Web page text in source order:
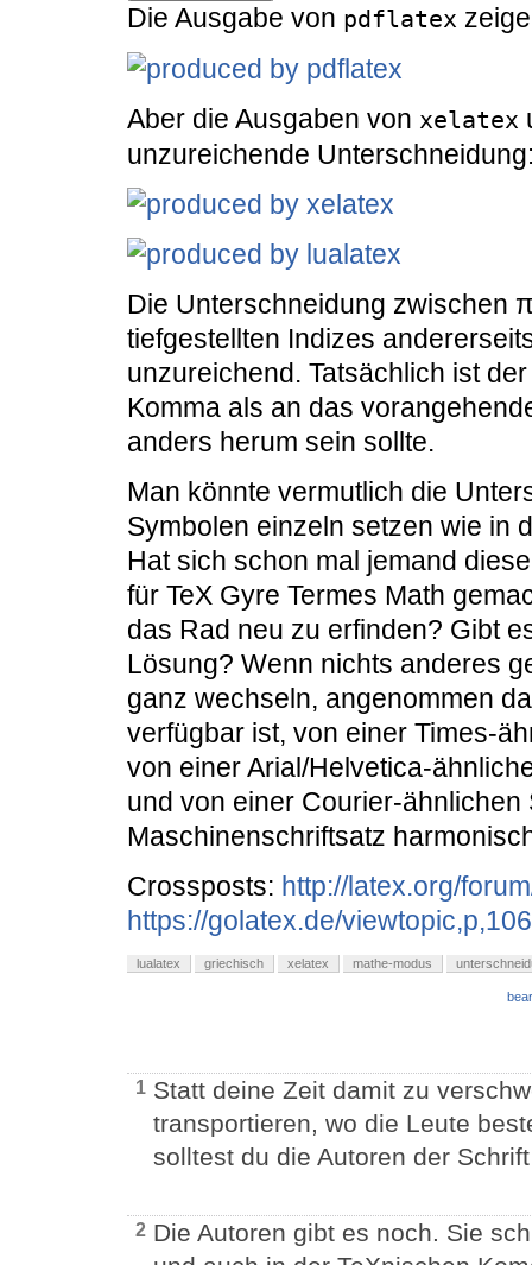
Die Ausgabe von pdflatex
Aber die Ausgaben von xelatex
unzureichende
Die Unterschneidung zwischen
tiefgestellten Indizes
unzureichend. Tatsächlich ist
Komma als an das
anders herum sein sollte.
Man könnte vermutlich die
Symbolen einzeln setzen wie in
Hat sich schon mal jemand
für TeX Gyre Termes Math
das Rad neu zu erfinden? Gibt
Lösung? Wenn nichts anderes
ganz wechseln, angenommen
verfügbar ist, von einer Times-
von einer Arial/Helvetica-
und von einer Courier-ähnlichen
Maschinenschriftsatz
Crossposts: http://latex.org/
https://golatex.de/
lualatex griechisch xelatex mathe-modus
1 Statt deine Zeit damit zu
transportieren, wo die Leute
solltest du die Autoren der
2 Die Autoren gibt es noch. Sie